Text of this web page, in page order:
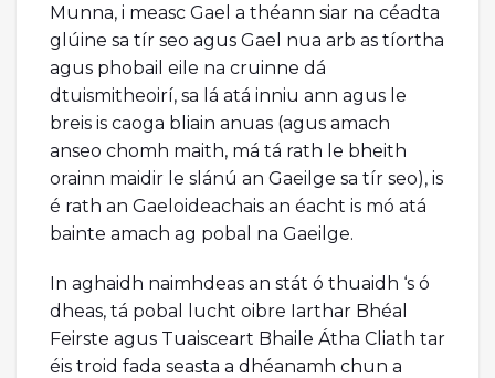
Munna, i measc Gael a théann siar na céadta
glúine sa tír seo agus Gael nua arb as tíortha
agus phobail eile na cruinne dá
dtuismitheoirí, sa lá atá inniu ann agus le
breis is caoga bliain anuas (agus amach
anseo chomh maith, má tá rath le bheith
orainn maidir le slánú an Gaeilge sa tír seo), is
é rath an Gaeloideachais an éacht is mó atá
bainte amach ag pobal na Gaeilge.
In aghaidh naimhdeas an stát ó thuaidh ‘s ó
dheas, tá pobal lucht oibre Iarthar Bhéal
Feirste agus Tuaisceart Bhaile Átha Cliath tar
éis troid fada seasta a dhéanamh chun a